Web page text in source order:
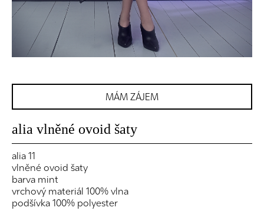
MÁM ZÁJEM
alia vlněné ovoid šaty
alia 11
vlněné ovoid šaty
barva mint
vrchový materiál 100% vlna
podšívka 100% polyester